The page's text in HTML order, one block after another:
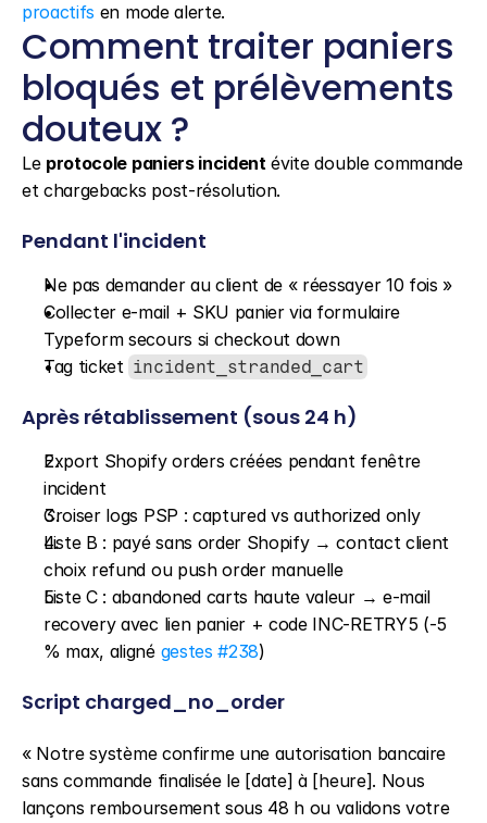
proactifs en mode alerte.
Comment traiter paniers
bloqués et prélèvements
douteux ?
Le protocole paniers incident évite double commande
et chargebacks post-résolution.
Pendant l'incident
Ne pas demander au client de « réessayer 10 fois »
Collecter e-mail + SKU panier via formulaire
Typeform secours si checkout down
Tag ticket incident_stranded_cart
Après rétablissement (sous 24 h)
Export Shopify orders créées pendant fenêtre
incident
Croiser logs PSP : captured vs authorized only
Liste B : payé sans order Shopify → contact client
choix refund ou push order manuelle
Liste C : abandoned carts haute valeur → e-mail
recovery avec lien panier + code INC-RETRY5 (-5
% max, aligné gestes #238)
Script charged_no_order
« Notre système confirme une autorisation bancaire
sans commande finalisée le [date] à [heure]. Nous
lançons remboursement sous 48 h ou validons votre